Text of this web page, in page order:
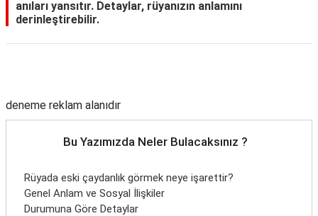
anıları yansıtır. Detaylar, rüyanızın anlamını
derinleştirebilir.
deneme reklam alanıdır
Bu Yazımızda Neler Bulacaksınız ?
Rüyada eski çaydanlık görmek neye işarettir?
Genel Anlam ve Sosyal İlişkiler
Durumuna Göre Detaylar